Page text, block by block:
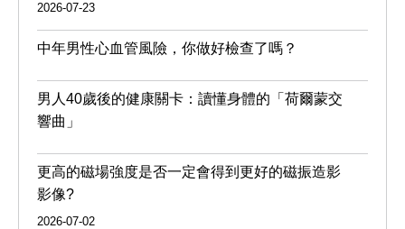
2026-07-23
中年男性心血管風險，你做好檢查了嗎？
男人40歲後的健康關卡：讀懂身體的「荷爾蒙交
響曲」
更高的磁場強度是否一定會得到更好的磁振造影
影像?
2026-07-02